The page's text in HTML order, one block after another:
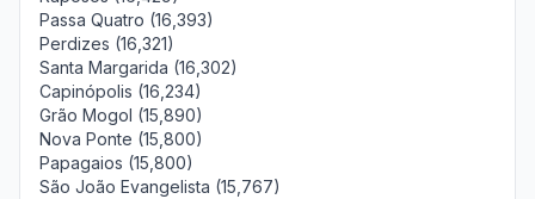
Passa Quatro (16,393)
Perdizes (16,321)
Santa Margarida (16,302)
Capinópolis (16,234)
Grão Mogol (15,890)
Nova Ponte (15,800)
Papagaios (15,800)
São João Evangelista (15,767)